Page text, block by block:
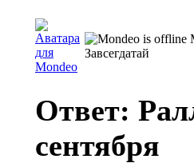
Завсегдатай
Ответ:
сентября